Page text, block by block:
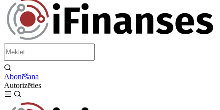
Abonēšana
Autorizēties